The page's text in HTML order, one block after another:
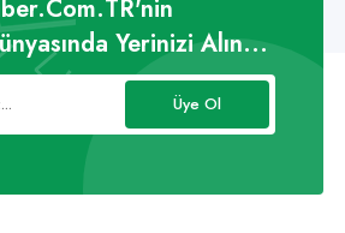
Yerinizi Alın...
Üye Ol